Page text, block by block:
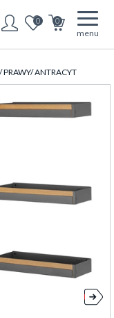
0 0
menu
ANTRACYT